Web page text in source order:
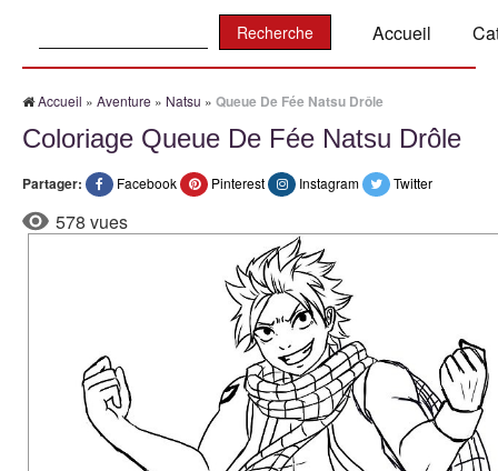
Accueil
Accueil » Aventure » Natsu » Queue De Fée Natsu Drôle
Coloriage Queue De Fée Natsu Drôle
Partager: Facebook Pinterest Instagram Twitter
578 vues